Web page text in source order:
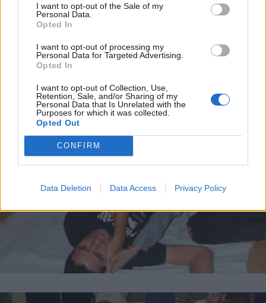
I want to opt-out of the Sale of my
Personal Data.
Opted In
I want to opt-out of processing my
Personal Data for Targeted Advertising.
Opted In
I want to opt-out of Collection, Use,
Retention, Sale, and/or Sharing of my
Personal Data that Is Unrelated with the
Purposes for which it was collected.
Opted Out
CONFIRM
Data Deletion Data Access Privacy Policy